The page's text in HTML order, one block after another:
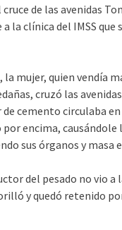
de las avenidas
la clínica del IMSS que
mujer, quien vendía
cruzó las
cemento circulaba
por encima, causándole
sus órganos y masa
del pesado no vio a
y quedó retenido